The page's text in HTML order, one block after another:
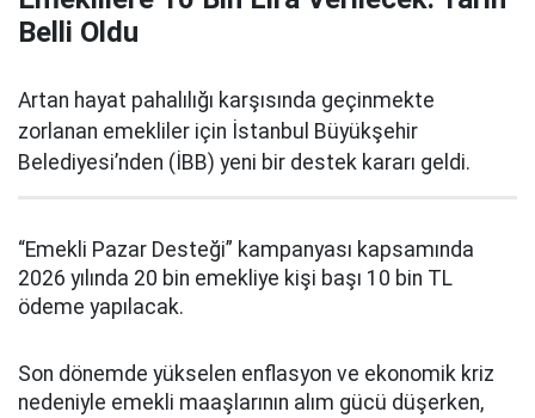
Belli Oldu
Artan hayat pahalılığı karşısında geçinmekte
zorlanan emekliler için İstanbul Büyükşehir
Belediyesi’nden (İBB) yeni bir destek kararı geldi.
“Emekli Pazar Desteği” kampanyası kapsamında
2026 yılında 20 bin emekliye kişi başı 10 bin TL
ödeme yapılacak.
Son dönemde yükselen enflasyon ve ekonomik kriz
nedeniyle emekli maaşlarının alım gücü düşerken,